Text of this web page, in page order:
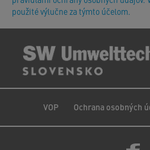
použité výlučne za týmto účelom.
VOP Ochrana osobných